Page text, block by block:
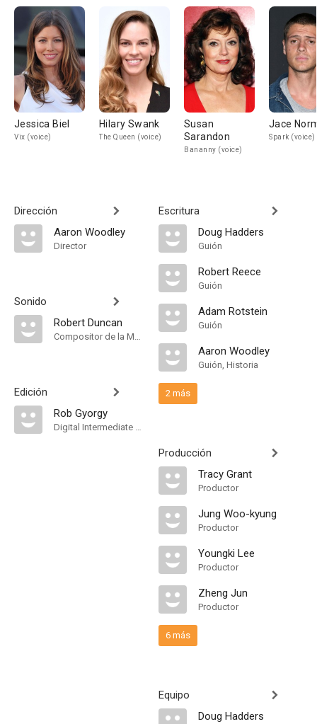
Jessica Biel
Vix (voice)
Hilary Swank
The Queen (voice)
Susan
Sarandon
Bananny (voice)
Jace
Spark (voice)
Dirección
Aaron Woodley
Director
Sonido
Robert Duncan
Compositor de la Música Original
Edición
Rob Gyorgy
Digital Intermediate Editor
Escritura
Doug Hadders
Guión
Robert Reece
Guión
Adam Rotstein
Guión
Aaron Woodley
Guión, Historia
2 más
Producción
Tracy Grant
Productor
Jung Woo-kyung
Productor
Youngki Lee
Productor
Zheng Jun
Productor
6 más
Equipo
Doug Hadders